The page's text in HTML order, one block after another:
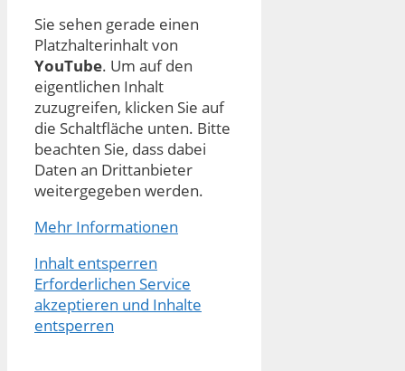
Sie sehen gerade einen
Platzhalterinhalt von
YouTube. Um auf den
eigentlichen Inhalt
zuzugreifen, klicken Sie auf
die Schaltfläche unten. Bitte
beachten Sie, dass dabei
Daten an Drittanbieter
weitergegeben werden.
Mehr Informationen
Inhalt entsperren
Erforderlichen Service
akzeptieren und Inhalte
entsperren